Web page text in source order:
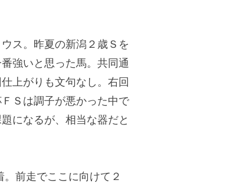
ス。昨夏の新潟２歳Ｓを
強いと思った馬。共同通
上がりも文句なし。右回
Ｓは調子が悪かった中で
になるが、相当な器だと
前走でここに向けて２